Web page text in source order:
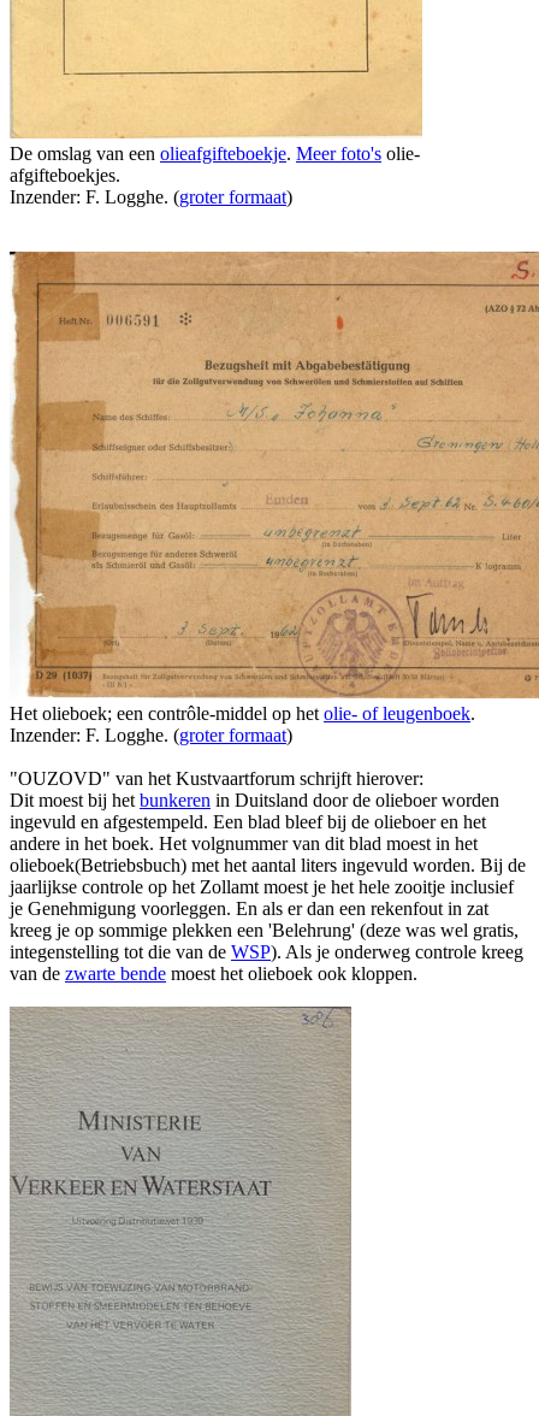
De omslag van een olieafgifteboekje. Meer foto's olie-
afgifteboekjes.
Inzender: F. Logghe. (groter formaat)
Het olieboek; een contrôle-middel op het olie- of leugenboek.
Inzender: F. Logghe. (groter formaat)
"OUZOVD" van het Kustvaartforum schrijft hierover:
Dit moest bij het bunkeren in Duitsland door de olieboer worden
ingevuld en afgestempeld. Een blad bleef bij de olieboer en het
andere in het boek. Het volgnummer van dit blad moest in het
olieboek(Betriebsbuch) met het aantal liters ingevuld worden. Bij de
jaarlijkse controle op het Zollamt moest je het hele zooitje inclusief
je Genehmigung voorleggen. En als er dan een rekenfout in zat
kreeg je op sommige plekken een 'Belehrung' (deze was wel gratis,
integenstelling tot die van de WSP). Als je onderweg controle kreeg
van de zwarte bende moest het olieboek ook kloppen.